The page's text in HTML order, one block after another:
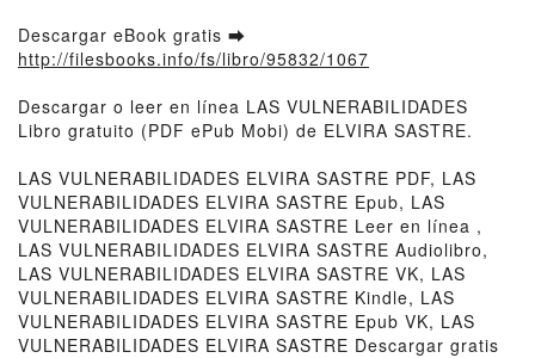
Descargar eBook gratis ➡
http://filesbooks.info/fs/libro/95832/1067
Descargar o leer en línea LAS VULNERABILIDADES
Libro gratuito (PDF ePub Mobi) de ELVIRA SASTRE.
LAS VULNERABILIDADES ELVIRA SASTRE PDF, LAS
VULNERABILIDADES ELVIRA SASTRE Epub, LAS
VULNERABILIDADES ELVIRA SASTRE Leer en línea ,
LAS VULNERABILIDADES ELVIRA SASTRE Audiolibro,
LAS VULNERABILIDADES ELVIRA SASTRE VK, LAS
VULNERABILIDADES ELVIRA SASTRE Kindle, LAS
VULNERABILIDADES ELVIRA SASTRE Epub VK, LAS
VULNERABILIDADES ELVIRA SASTRE Descargar gratis